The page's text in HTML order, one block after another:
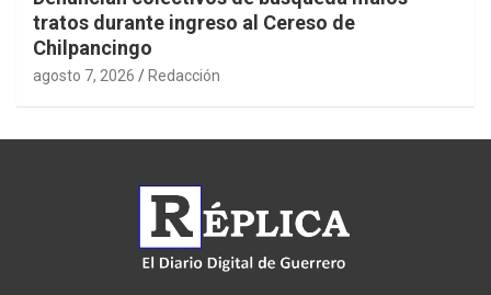
tratos durante ingreso al Cereso de
Chilpancingo
agosto 7, 2026 Redacción